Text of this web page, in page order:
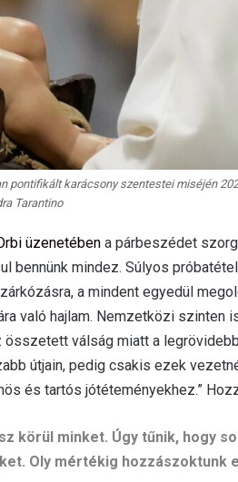
pontifikált karácsony szentestei miséjén
Tarantino
üzenetében a párbeszédet
bennünk mindez. Súlyos
a mindent egyedül
való hajlam. Nemzetközi szinten
válság miatt a
útjain, pedig csakis ezek
és tartós jótéteményekhez.”
körül minket. Úgy tűnik, hogy
Oly mértékig hozzászoktunk